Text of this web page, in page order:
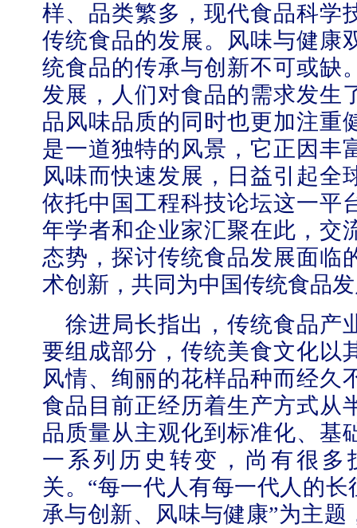
样、品类繁多，现代食品科学
传统食品的发展。风味与健康
统食品的传承与创新不可或缺
发展，人们对食品的需求发生
品风味品质的同时也更加注重
是一道独特的风景，它正因丰
风味而快速发展，日益引起全
依托中国工程科技论坛这一平
年学者和企业家汇聚在此，交
态势，探讨传统食品发展面临
术创新，共同为中国传统食品
徐进局长指出，传统食品产
要组成部分，传统美食文化以
风情、绚丽的花样品种而经久
食品目前正经历着生产方式从
品质量从主观化到标准化、基
一系列历史转变，尚有很多
关。 “每一代人有每一代人的长
承与创新、风味与健康”为主
北工商光影——2025年冬天